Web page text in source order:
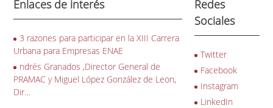
Enlaces de interés
3 razones para participar en la XIII Carrera
Urbana para Empresas ENAE
ndrés Granados ,Director General de
PRAMAC y Miguel López González de Leon,
Dir…
Redes
Sociales
Twitter
Facebook
Instagram
LinkedIn